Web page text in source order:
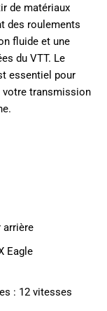
de matériaux
des roulements
fluide et une
du VTT. Le
essentiel pour
votre transmission
arrière
Eagle
: 12 vitesses